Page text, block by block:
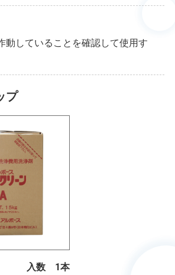
動していることを確認して使用す
プ
入数 1本